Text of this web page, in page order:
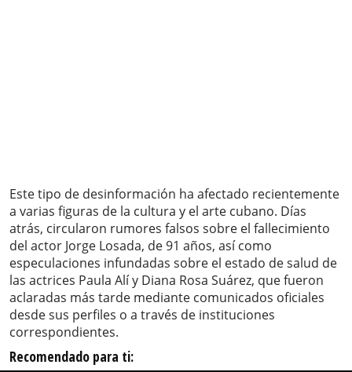
Este tipo de desinformación ha afectado recientemente
a varias figuras de la cultura y el arte cubano. Días
atrás, circularon rumores falsos sobre el fallecimiento
del actor Jorge Losada, de 91 años, así como
especulaciones infundadas sobre el estado de salud de
las actrices Paula Alí y Diana Rosa Suárez, que fueron
aclaradas más tarde mediante comunicados oficiales
desde sus perfiles o a través de instituciones
correspondientes.
Recomendado para ti: